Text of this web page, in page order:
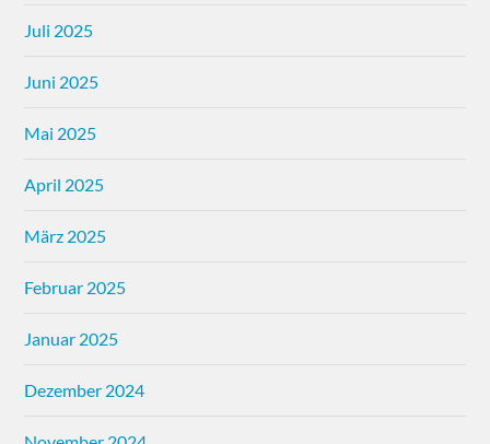
Juli 2025
Juni 2025
Mai 2025
April 2025
März 2025
Februar 2025
Januar 2025
Dezember 2024